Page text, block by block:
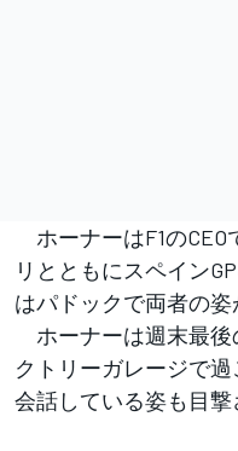
ホーナーはF1のCEO
リとともにスペイン
はパドックで両者の姿
ホーナーは週末最後
クトリーガレージで
会話している姿も目撃